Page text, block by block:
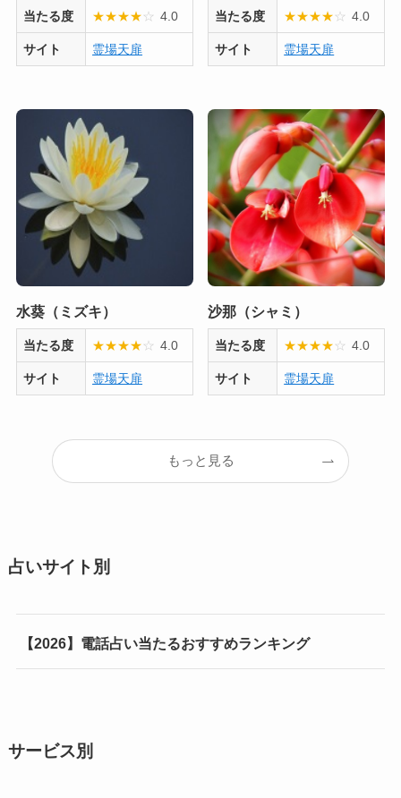
当たる度 ★★★★☆ 4.0
サイト 霊場天扉
当たる度 ★★★★☆ 4.0
サイト 霊場天扉
水葵（ミズキ）
当たる度 ★★★★☆ 4.0
サイト 霊場天扉
沙那（シャミ）
当たる度 ★★★★☆ 4.0
サイト 霊場天扉
もっと見る
占いサイト別
【2026】電話占い当たるおすすめランキング
サービス別